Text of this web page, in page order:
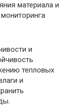
материала и
и
тепловых
и